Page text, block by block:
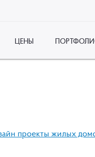
ЦЕНЫ
проекты жилых